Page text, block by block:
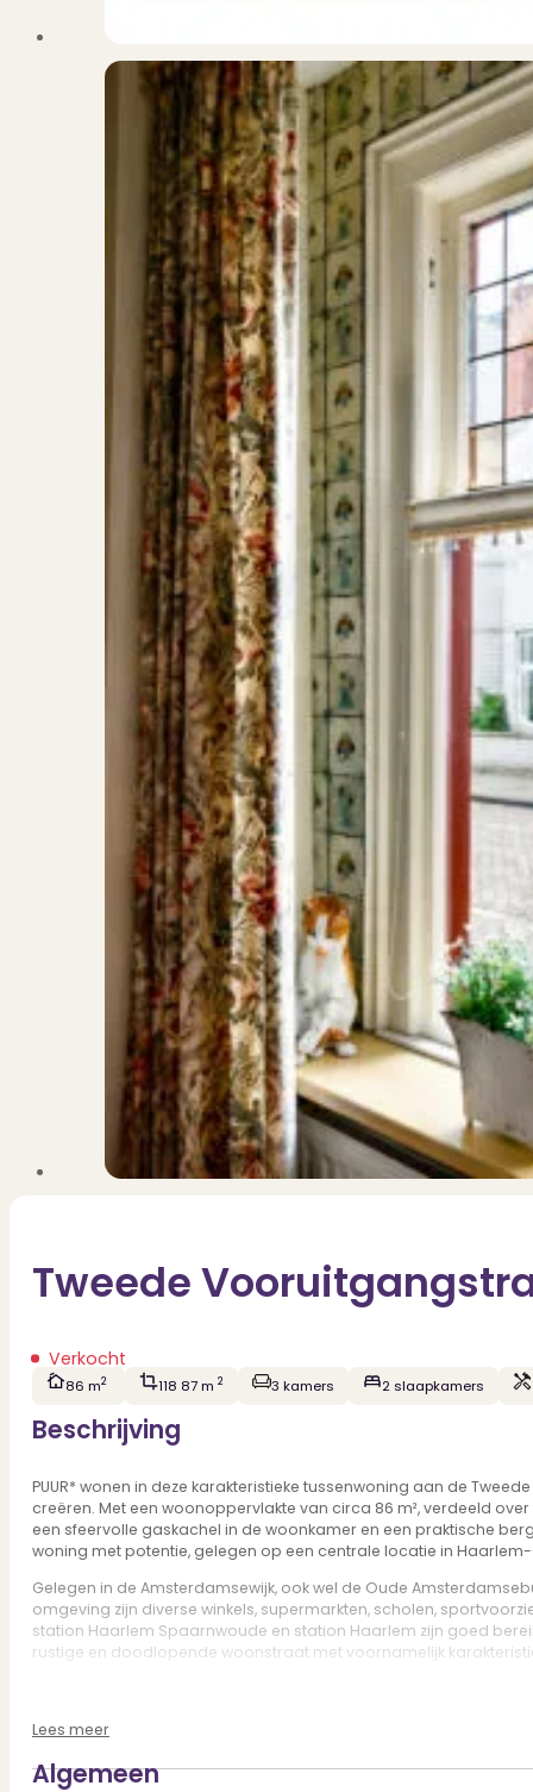
Tweede
Verkocht
86 m2 118 87 m2 3 kamers 2 slaapkamers
Beschrijving
PUUR* wonen in deze karakteristieke tussenwoning aan de
creëren. Met een woonoppervlakte van circa 86 m², verdeeld
een sfeervolle gaskachel in de woonkamer en een praktische
woning met potentie, gelegen op een centrale locatie in
Gelegen in de Amsterdamsewijk, ook wel de Oude
omgeving zijn diverse winkels, supermarkten, scholen,
station Haarlem Spaarnwoude en station Haarlem zijn goed
rustige en doodlopende woonstraat met voornamelijk
* Mogelijkheden voor op- en uitbouw
* Fundering hersteld met stalen buispalen
Lees meer
Algemeen